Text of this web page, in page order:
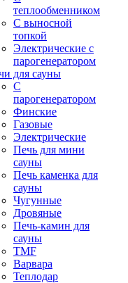
теплообменником
С выносной
топкой
Электрические с
парогенератором
для сауны
С
парогенератором
Финские
Газовые
Электрические
Печь для мини
сауны
Печь каменка для
сауны
Чугунные
Дровяные
Печь-камин для
сауны
TMF
Варвара
Теплодар